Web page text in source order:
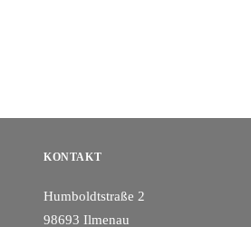
KONTAKT
Humboldtstraße 2
98693 Ilmenau